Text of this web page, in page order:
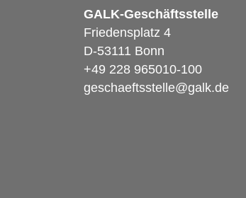
GALK-Geschäftsstelle
Friedensplatz 4
D-53111 Bonn
+49 228 965010-100
geschaeftsstelle@galk.de